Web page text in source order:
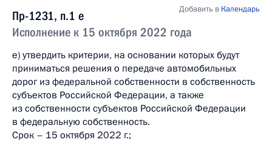
Пр-1231, п.1 е
Исполнение к 15 октября 2022 года
Добавить в Календарь
е) утвердить критерии, на основании которых будут
приниматься решения о передаче автомобильных
дорог из федеральной собственности в собственность
субъектов Российской Федерации, а также
из собственности субъектов Российской Федерации
в федеральную собственность.
Срок – 15 октября 2022 г.;